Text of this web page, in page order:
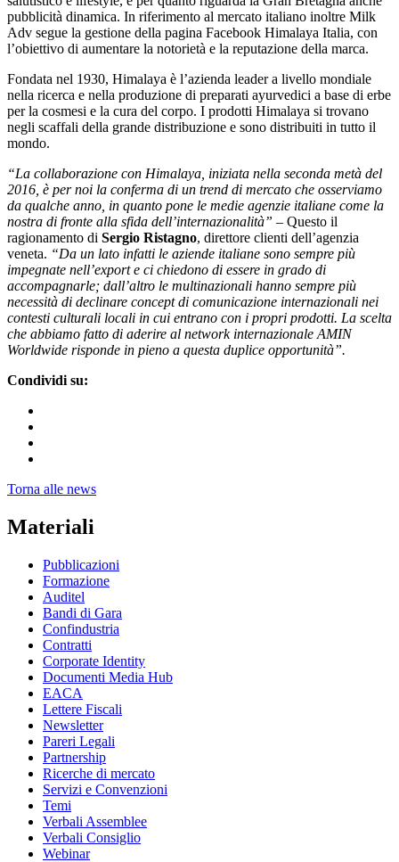
pubblicità dinamica. In riferimento al mercato italiano inoltre Milk
Adv segue la gestione della pagina Facebook Himalaya Italia, con
l’obiettivo di aumentare la notorietà e la reputazione della marca.
Fondata nel 1930, Himalaya è l’azienda leader a livello mondiale
nella ricerca e nella produzione di preparati ayurvedici a base di erbe
per la cosmesi e la cura del corpo. I prodotti Himalaya si trovano
negli scaffali della grande distribuzione e sono distribuiti in tutto il
mondo.
“La collaborazione con Himalaya, iniziata nella seconda metà del
2016, è per noi la conferma di un trend di mercato che osserviamo
da qualche anno, in quanto pone le medie agenzie italiane come la
nostra di fronte alla sfida dell’internazionalità” – Questo il
ragionamento di Sergio Ristagno, direttore clienti dell’agenzia
veneta. “Da un lato infatti le aziende italiane sono sempre più
impegnate nell’export e ci chiedono di essere in grado di
accompagnarle; dall’altro le multinazionali hanno sempre più
necessità di declinare concept di comunicazione internazionali nei
contesti culturali locali in cui entrano con i propri prodotti. La scelta
che abbiamo fatto di aderire al network internazionale AMIN
Worldwide risponde in pieno a questa duplice opportunità”.
Condividi su:
Torna alle news
Materiali
Pubblicazioni
Formazione
Auditel
Bandi di Gara
Confindustria
Contratti
Corporate Identity
Documenti Media Hub
EACA
Lettere Fiscali
Newsletter
Pareri Legali
Partnership
Ricerche di mercato
Servizi e Convenzioni
Temi
Verbali Assemblee
Verbali Consiglio
Webinar